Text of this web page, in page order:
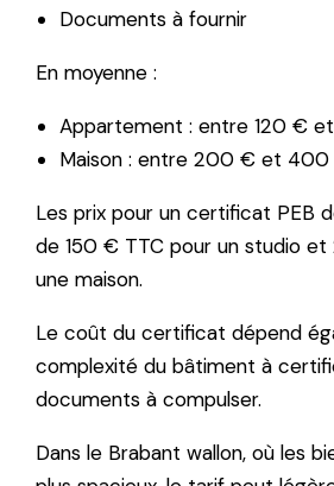
Documents à fournir
En moyenne :
Appartement : entre 120 €
Maison : entre 200 € et
Les prix pour un certificat PEB
de 150 € TTC pour un studio
une maison.
Le coût du certificat dépend
complexité du bâtiment à
documents à compulser.
Dans le Brabant wallon, où les